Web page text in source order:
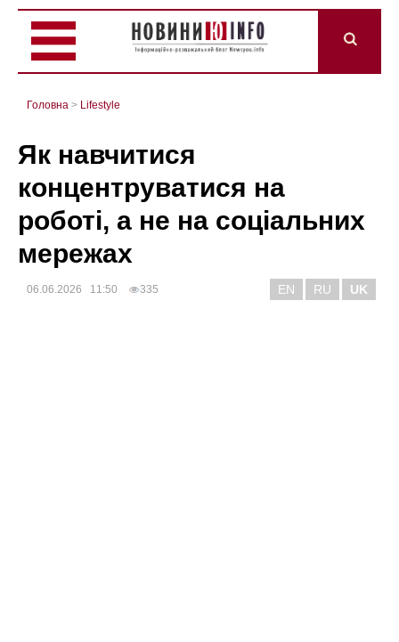
Головна > Lifestyle
Як навчитися
концентруватися на
роботі, а не на соціальних
мережах
06.06.2026 11:50 335 EN RU UK